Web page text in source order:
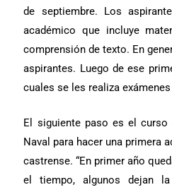
de septiembre. Los
académico que incluye
comprensión de texto. En
aspirantes. Luego de ese
cuales se les realiza
El siguiente paso es el
Naval para hacer una primera
castrense. “En primer año
el tiempo, algunos dejan